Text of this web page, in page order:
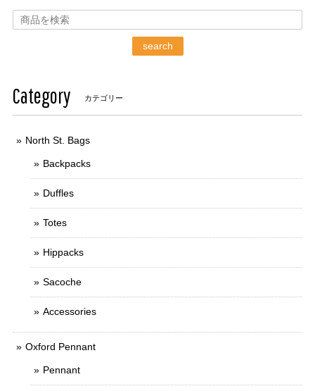
search
Category カテゴリー
North St. Bags
Backpacks
Duffles
Totes
Hippacks
Sacoche
Accessories
Oxford Pennant
Pennant